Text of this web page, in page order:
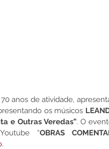
os músicos
e Outras Veredas”. O
“OBRAS
.